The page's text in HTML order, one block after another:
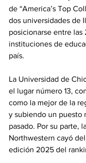
de “America’s Top
dos universidades de
posicionarse entre las
instituciones de
país.
La Universidad de
el lugar número 13,
como la mejor de la
y subiendo un puesto
pasado. Por su parte,
Northwestern cayó del
edición 2025 del